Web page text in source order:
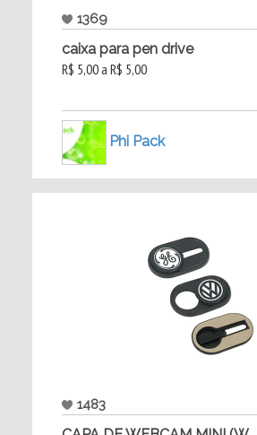
1369
caixa para pen drive
R$ 5,00 a R$ 5,00
Phi Pack
1483